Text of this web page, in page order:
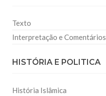
Texto
Interpretação e Comentários
HISTÓRIA E POLITICA
História Islâmica